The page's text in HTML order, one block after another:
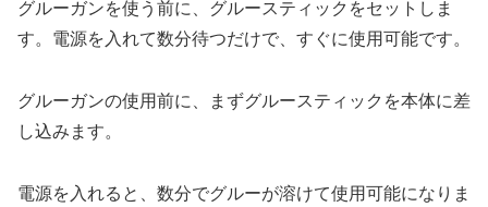
グルーガンを使う前に、グルースティックをセットしま
す。電源を入れて数分待つだけで、すぐに使用可能です。
グルーガンの使用前に、まずグルースティックを本体に差
し込みます。
電源を入れると、数分でグルーが溶けて使用可能になりま